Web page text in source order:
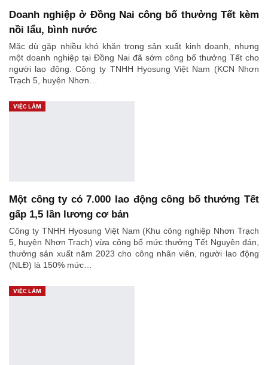
Doanh nghiệp ở Đồng Nai công bố thưởng Tết kèm
nồi lẩu, bình nước
Mặc dù gặp nhiều khó khăn trong sản xuất kinh doanh, nhưng
một doanh nghiệp tại Đồng Nai đã sớm công bố thưởng Tết cho
người lao động. Công ty TNHH Hyosung Việt Nam (KCN Nhơn
Trạch 5, huyện Nhơn…
VIỆC LÀM
Một công ty có 7.000 lao động công bố thưởng Tết
gấp 1,5 lần lương cơ bản
Công ty TNHH Hyosung Việt Nam (Khu công nghiệp Nhơn Trạch
5, huyện Nhơn Trạch) vừa công bố mức thưởng Tết Nguyên đán,
thưởng sản xuất năm 2023 cho công nhân viên, người lao động
(NLĐ) là 150% mức…
VIỆC LÀM